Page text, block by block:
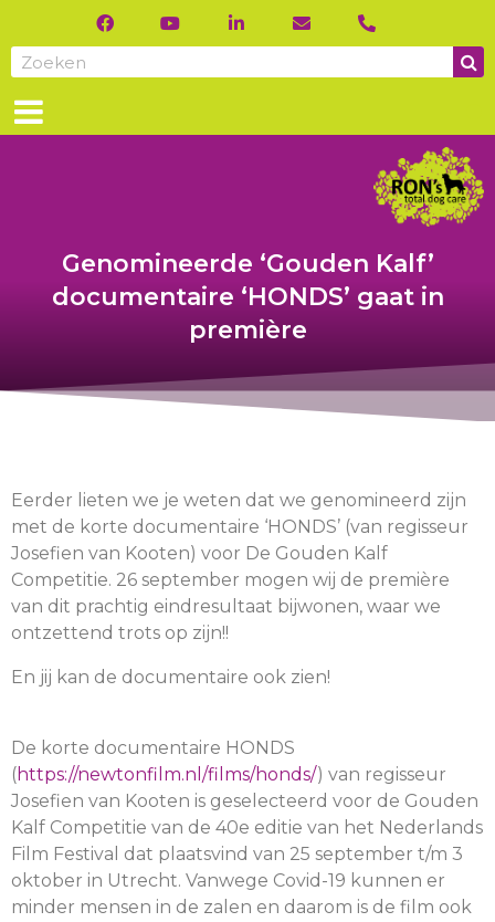
Genomineerde ‘Gouden Kalf’
documentaire ‘HONDS’ gaat in
première
Eerder lieten we je weten dat we genomineerd zijn
met de korte documentaire ‘HONDS’ (van regisseur
Josefien van Kooten) voor De Gouden Kalf
Competitie. 26 september mogen wij de première
van dit prachtig eindresultaat bijwonen, waar we
ontzettend trots op zijn!!
En jij kan de documentaire ook zien!
De korte documentaire HONDS
( https://newtonfilm.nl/films/honds/) van regisseur
Josefien van Kooten is geselecteerd voor de Gouden
Kalf Competitie van de 40e editie van het Nederlands
Film Festival dat plaatsvind van 25 september t/m 3
oktober in Utrecht. Vanwege Covid-19 kunnen er
minder mensen in de zalen en daarom is de film ook